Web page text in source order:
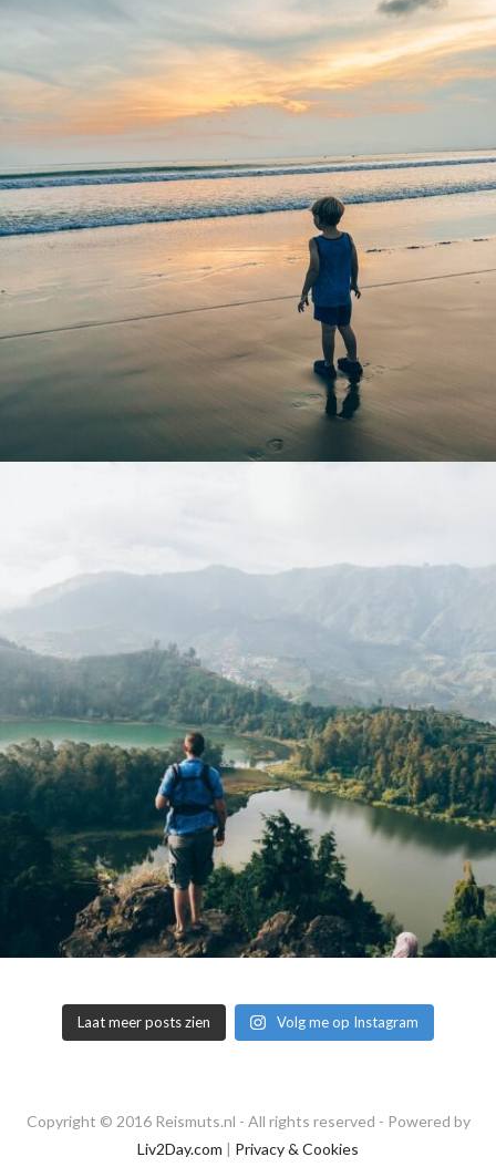
Laat meer posts zien Volg me op Instagram
Copyright © 2016 Reismuts.nl - All rights reserved - Powered by
Liv2Day.com | Privacy & Cookies